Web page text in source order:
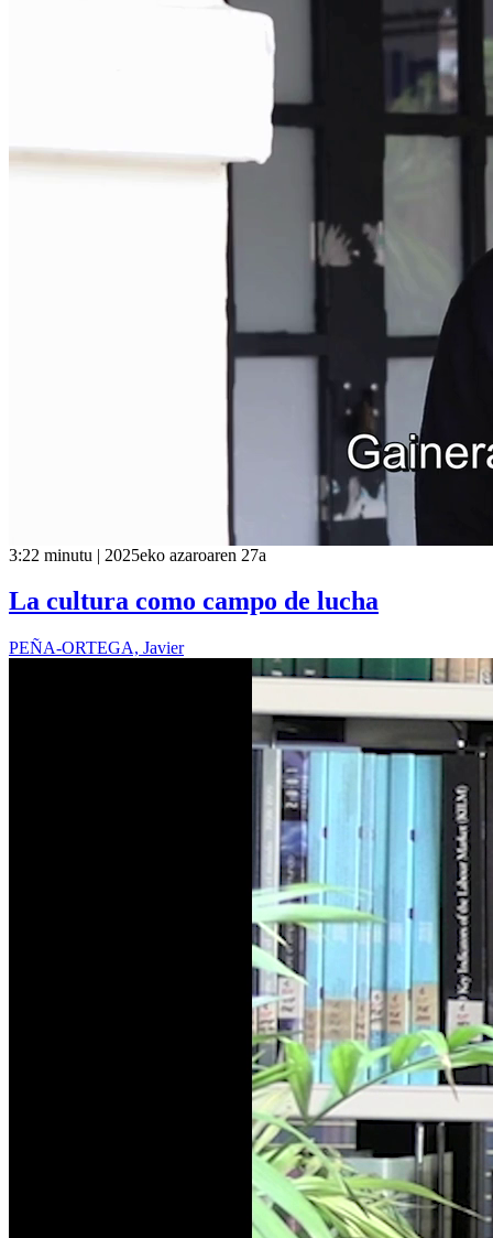
3:22 minutu | 2025eko azaroaren 27a
La cultura como campo de lucha
PEÑA-ORTEGA, Javier